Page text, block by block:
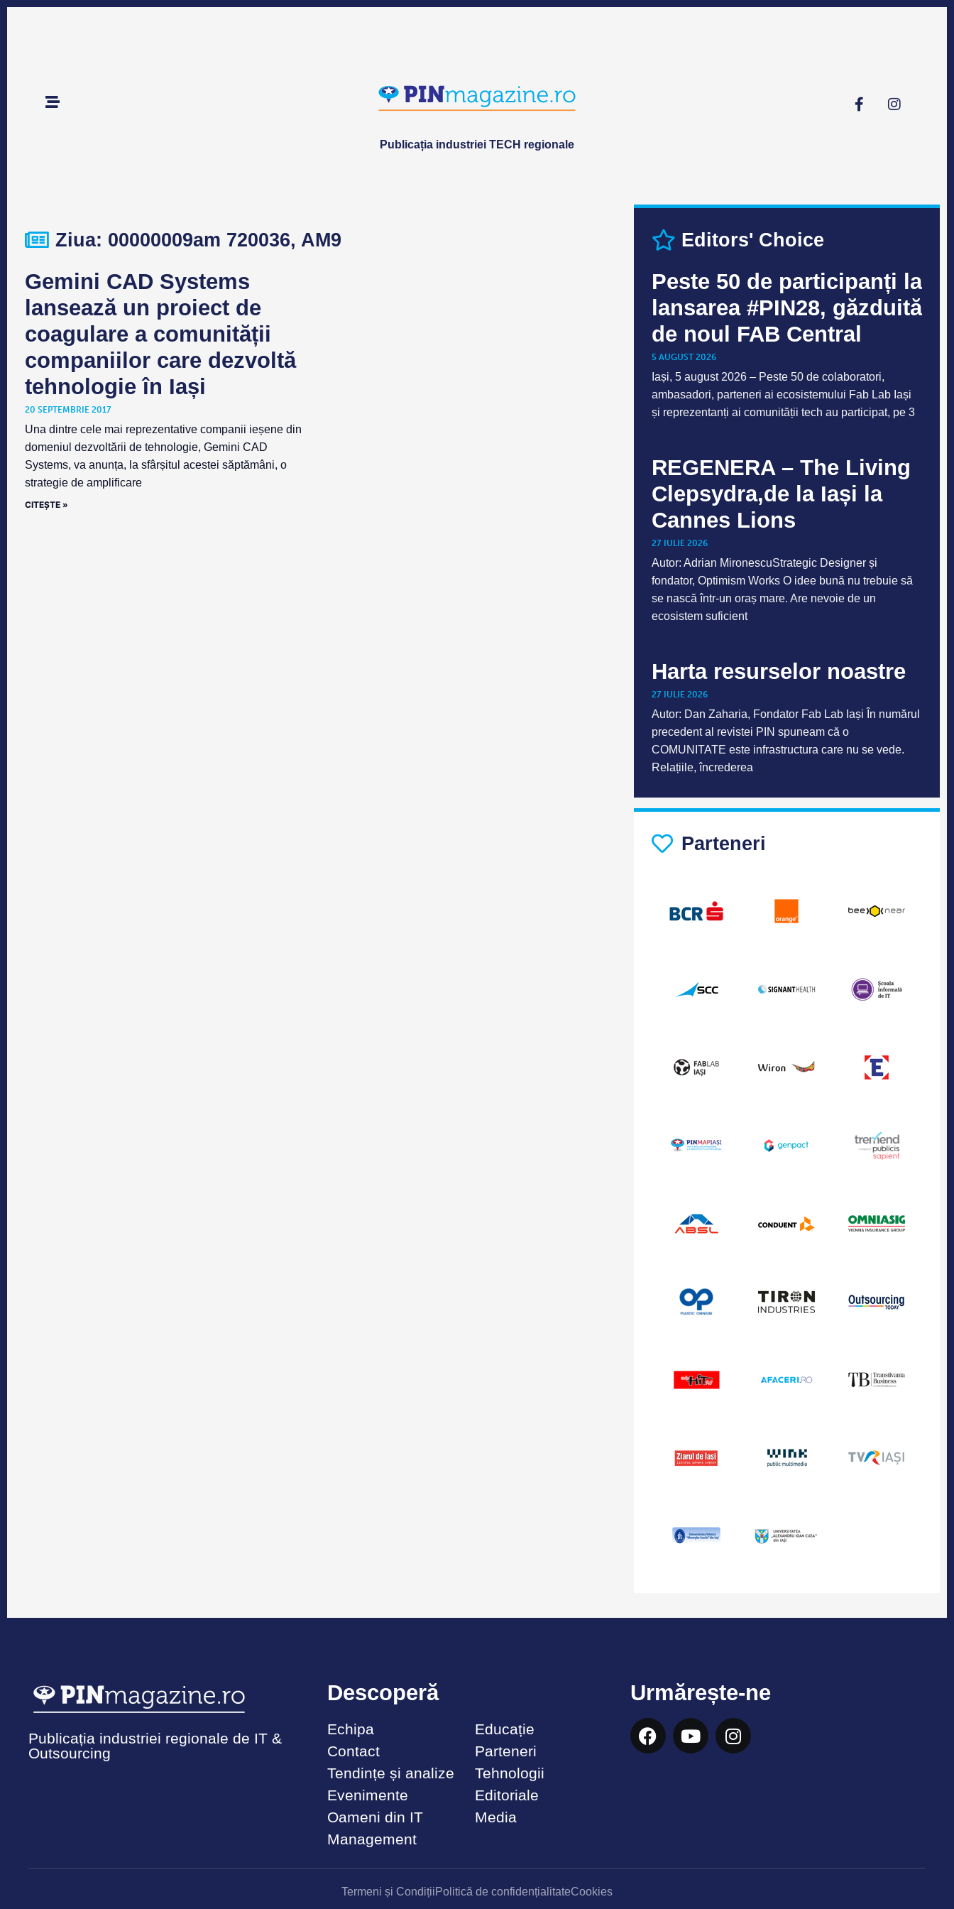
Publicația industriei TECH regionale
Ziua: 00000009am 720036, AM9
Gemini CAD Systems
lansează un proiect de
coagulare a comunității
companiilor care dezvoltă
tehnologie în Iași
20 SEPTEMBRIE 2017
Una dintre cele mai reprezentative companii ieșene din
domeniul dezvoltării de tehnologie, Gemini CAD
Systems, va anunța, la sfârșitul acestei săptămâni, o
strategie de amplificare
CITEȘTE »
Editors' Choice
Peste 50 de participanți la
lansarea #PIN28, găzduită
de noul FAB Central
5 AUGUST 2026
Iași, 5 august 2026 – Peste 50 de colaboratori,
ambasadori, parteneri ai ecosistemului Fab Lab Iași
și reprezentanți ai comunității tech au participat, pe 3
REGENERA – The Living
Clepsydra,de la Iași la
Cannes Lions
27 IULIE 2026
Autor: Adrian MironescuStrategic Designer și
fondator, Optimism Works O idee bună nu trebuie să
se nască într-un oraș mare. Are nevoie de un
ecosistem suficient
Harta resurselor noastre
27 IULIE 2026
Autor: Dan Zaharia, Fondator Fab Lab Iași În numărul
precedent al revistei PIN spuneam că o
COMUNITATE este infrastructura care nu se vede.
Relațiile, încrederea
Parteneri
Publicația industriei regionale de IT &
Outsourcing
Descoperă
Echipa
Contact
Tendințe și analize
Evenimente
Oameni din IT
Management
Educație
Parteneri
Tehnologii
Editoriale
Media
Urmărește-ne
Termeni și CondițiiPolitică de confidențialitateCookies